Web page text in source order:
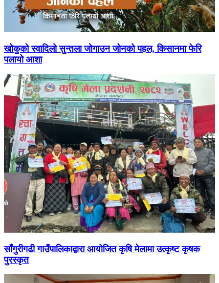
खोकुको स्वादिलो सुन्तला जोगाउन जोनको पहल, किसानमा फेरि
पलायो आशा
साँगुरीगढी गाउँपालिकाद्वारा आयोजित कृषि मेलामा उत्कृष्ट कृषक
पुरस्कृत